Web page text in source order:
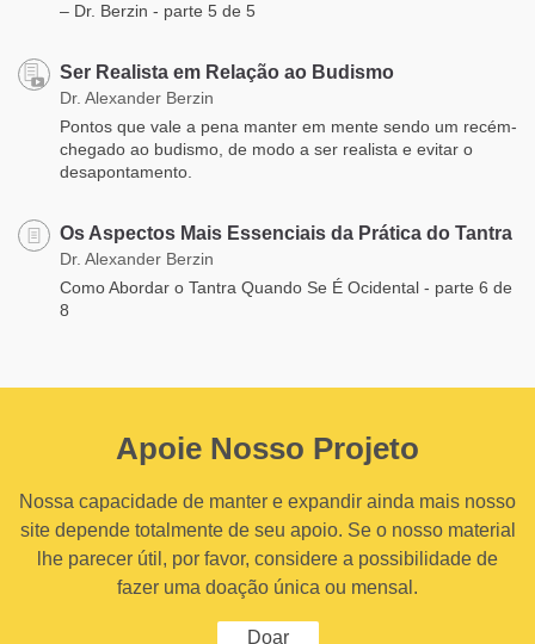
– Dr. Berzin - parte 5 de 5
Ser Realista em Relação ao Budismo
Dr. Alexander Berzin
Pontos que vale a pena manter em mente sendo um recém-
chegado ao budismo, de modo a ser realista e evitar o
desapontamento.
Os Aspectos Mais Essenciais da Prática do Tantra
Dr. Alexander Berzin
Como Abordar o Tantra Quando Se É Ocidental - parte 6 de
8
Apoie Nosso Projeto
Nossa capacidade de manter e expandir ainda mais nosso
site depende totalmente de seu apoio. Se o nosso material
lhe parecer útil, por favor, considere a possibilidade de
fazer uma doação única ou mensal.
Doar